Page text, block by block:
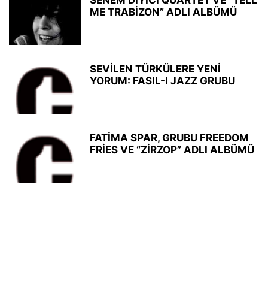
ME TRABİZON” ADLI ALBÜMÜ
SEVİLEN TÜRKÜLERE YENİ
YORUM: FASIL-I JAZZ GRUBU
FATİMA SPAR, GRUBU FREEDOM
FRİES VE “ZİRZOP” ADLI ALBÜMÜ